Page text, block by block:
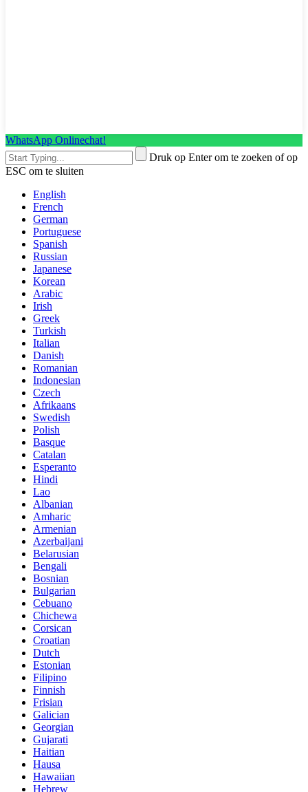
WhatsApp Onlinechat!
Druk op Enter om te zoeken of op
ESC om te sluiten
English
French
German
Portuguese
Spanish
Russian
Japanese
Korean
Arabic
Irish
Greek
Turkish
Italian
Danish
Romanian
Indonesian
Czech
Afrikaans
Swedish
Polish
Basque
Catalan
Esperanto
Hindi
Lao
Albanian
Amharic
Armenian
Azerbaijani
Belarusian
Bengali
Bosnian
Bulgarian
Cebuano
Chichewa
Corsican
Croatian
Dutch
Estonian
Filipino
Finnish
Frisian
Galician
Georgian
Gujarati
Haitian
Hausa
Hawaiian
Hebrew